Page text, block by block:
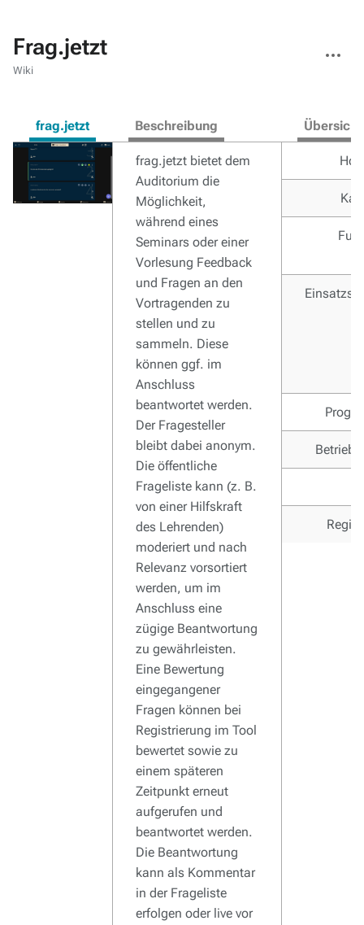
Frag.jetzt
Wiki
Aktionen
frag.jetzt Beschreibung Übersicht
frag.jetzt bietet dem
Auditorium die
Möglichkeit,
während eines
Seminars oder einer
Vorlesung Feedback
und Fragen an den
Vortragenden zu
stellen und zu
sammeln. Diese
können ggf. im
Anschluss
beantwortet werden.
Der Fragesteller
bleibt dabei anonym.
Die öffentliche
Frageliste kann (z. B.
von einer Hilfskraft
des Lehrenden)
moderiert und nach
Relevanz vorsortiert
werden, um im
Anschluss eine
zügige Beantwortung
zu gewährleisten.
Eine Bewertung
eingegangener
Fragen können bei
Registrierung im Tool
bewertet sowie zu
einem späteren
Zeitpunkt erneut
aufgerufen und
beantwortet werden.
Die Beantwortung
kann als Kommentar
in der Frageliste
erfolgen oder live vor